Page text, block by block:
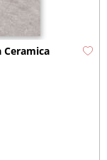
Ceramica